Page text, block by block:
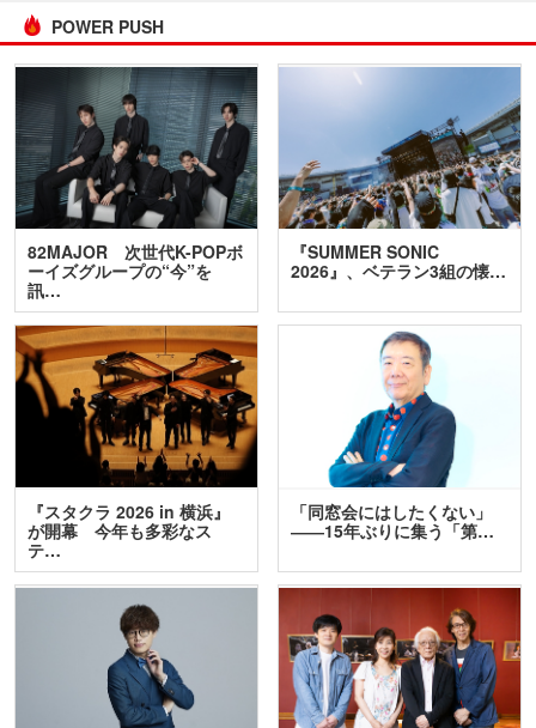
POWER PUSH
82MAJOR 次世代K-POPボ
ーイズグループの“今”を
訊…
『SUMMER SONIC
2026』、ベテラン3組の懐…
『スタクラ 2026 in 横浜』
が開幕 今年も多彩なス
テ…
「同窓会にはしたくない」
――15年ぶりに集う「第…